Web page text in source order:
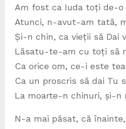
Am fost ca Iuda toți de-o
Atunci, n-avut-am tată,
Și-n chin, ca vieții să Dai
Lăsatu-te-am cu toți să
Ca orice om, ce-i este
Ca un proscris să dai Tu
La moarte-n chinuri, și-n
N-a mai păsat, că înainte,